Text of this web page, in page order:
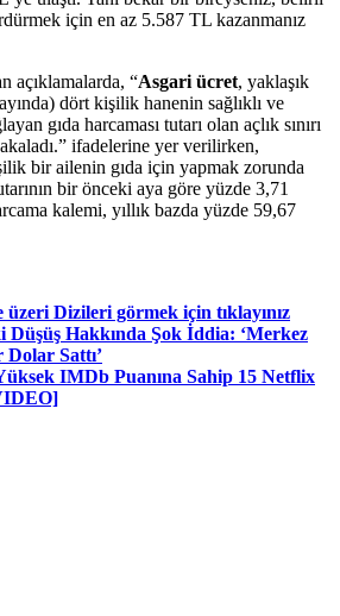
için en az 5.587 TL kazanmanız
açıklamalarda, “Asgari ücret, yaklaşık
dört kişilik hanenin sağlıklı ve
gıda harcaması tutarı olan açlık sınırı
ifadelerine yer verilirken,
bir ailenin gıda için yapmak zorunda
bir önceki aya göre yüzde 3,71
kalemi, yıllık bazda yüzde 59,67
üzeri Dizileri görmek için tıklayınız
Hakkında Şok İddia: ‘Merkez
Sattı’
IMDb Puanına Sahip 15 Netflix